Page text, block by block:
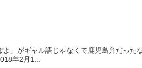
」がギャル語じゃなくて鹿児島弁だっ
年2月1...